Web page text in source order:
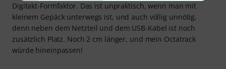
Digitakt-Formfaktor. Das ist unpraktisch, wenn man mit
kleinem Gepäck unterwegs ist, und auch völlig unnötig,
denn neben dem Netzteil und dem USB-Kabel ist noch
zusätzlich Platz. Noch 2 cm länger, und mein Octatrack
würde hineinpassen!